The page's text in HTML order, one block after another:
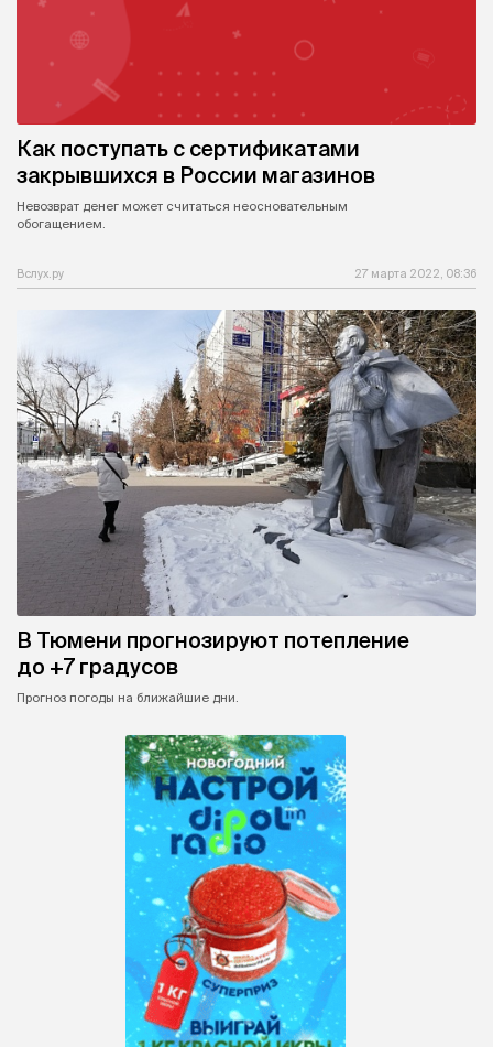
Как поступать с сертификатами
закрывшихся в России магазинов
Невозврат денег может считаться неосновательным
обогащением.
Вслух.ру 27 марта 2022, 08:36
В Тюмени прогнозируют потепление
до +7 градусов
Прогноз погоды на ближайшие дни.